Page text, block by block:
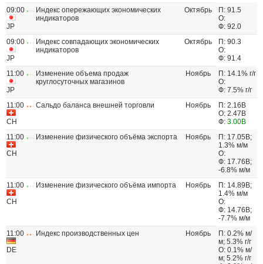
09:00
JP
Индекс опережающих экономических
индикаторов
Октябрь
П: 91.5
О:
Ф: 92.0
09:00
JP
Индекс совпадающих экономических
индикаторов
Октябрь
П: 90.3
О:
Ф: 91.4
11:00
JP
Изменение объема продаж
круглосуточных магазинов
Ноябрь
П: 14.1% г/г
О:
Ф: 7.5% г/г
11:00
CH
Сальдо баланса внешней торговли Ноябрь
П: 2.16B
О: 2.47B
Ф: 3.00B
11:00
CH
Изменение физического объёма экспорта Ноябрь
П: 17.05B;
1.3% м/м
О:
Ф: 17.76B;
-6.8% м/м
11:00
CH
Изменение физического объёма импорта Ноябрь
П: 14.89B;
1.4% м/м
О:
Ф: 14.76B;
-7.7% м/м
11:00
DE
Индекс производственных цен Ноябрь
П: 0.2% м/
м; 5.3% г/г
О: 0.1% м/
м; 5.2% г/г